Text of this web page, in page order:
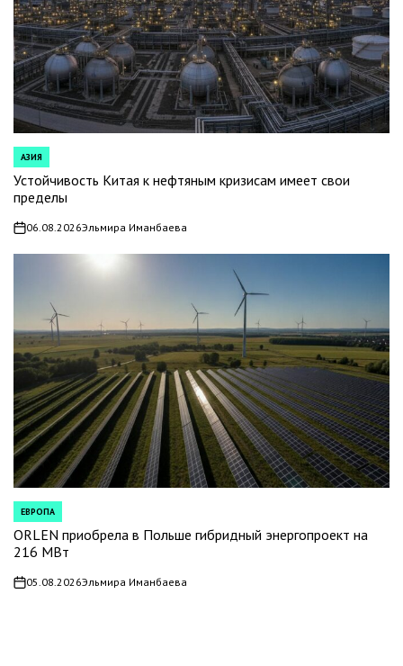
POSTED
IN
АЗИЯ
Устойчивость Китая к нефтяным кризисам имеет свои
пределы
on06.08.2026Эльмира Иманбаева
POSTED
IN
ЕВРОПА
ORLEN приобрела в Польше гибридный энергопроект на
216 МВт
on05.08.2026Эльмира Иманбаева